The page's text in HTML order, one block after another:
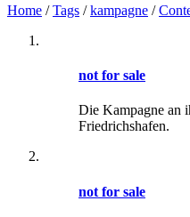
Home /Tags /kampagne /
not for sale
Die Kampagne an
Friedrichshafen.
not for sale